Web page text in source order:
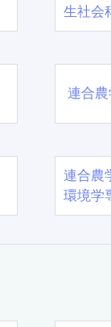
生社会
連合
連合農
環境学